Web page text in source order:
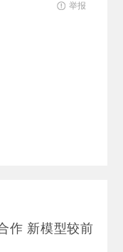
举报
作 新模型较前